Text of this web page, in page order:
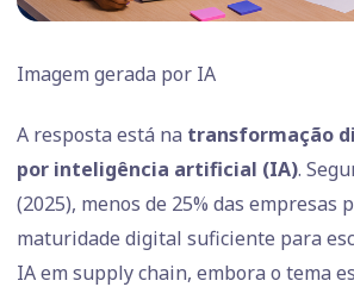
Imagem gerada por IA
A resposta está na transformação
por inteligência artificial (IA).
(2025), menos de 25% das empresas
maturidade digital suficiente para
IA em supply chain, embora o tema